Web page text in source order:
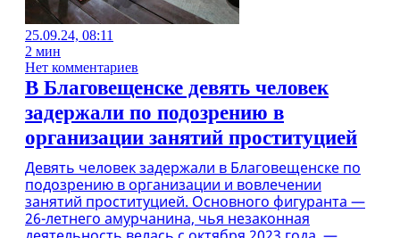
25.09.24, 08:11
2 мин
Нет комментариев
В Благовещенске девять человек
задержали по подозрению в
организации занятий проституцией
Девять человек задержали в Благовещенске по
подозрению в организации и вовлечении
занятий проституцией. Основного фигуранта —
26-летнего амурчанина, чья незаконная